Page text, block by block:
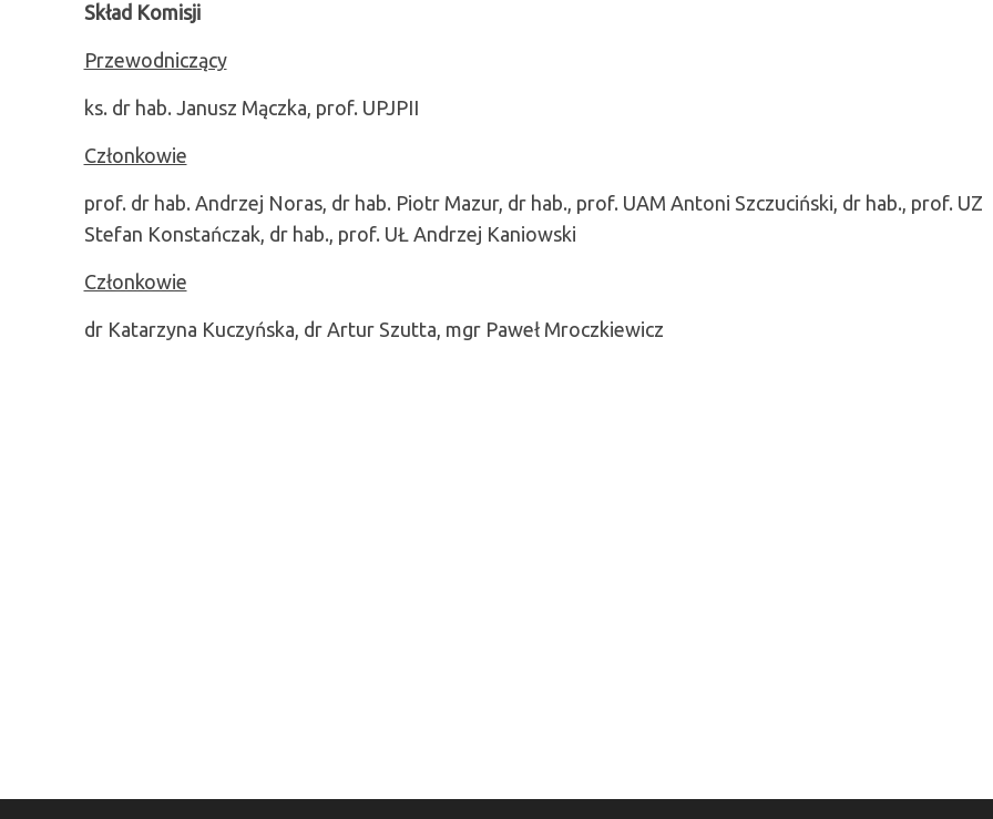
Skład Komisji
Przewodniczący
ks. dr hab. Janusz Mączka, prof. UPJPII
Członkowie
prof. dr hab. Andrzej Noras, dr hab. Piotr Mazur, dr hab., prof. UAM Antoni Szczuciński, dr hab., prof. UZ
Stefan Konstańczak, dr hab., prof. UŁ Andrzej Kaniowski
Członkowie
dr Katarzyna Kuczyńska, dr Artur Szutta, mgr Paweł Mroczkiewicz